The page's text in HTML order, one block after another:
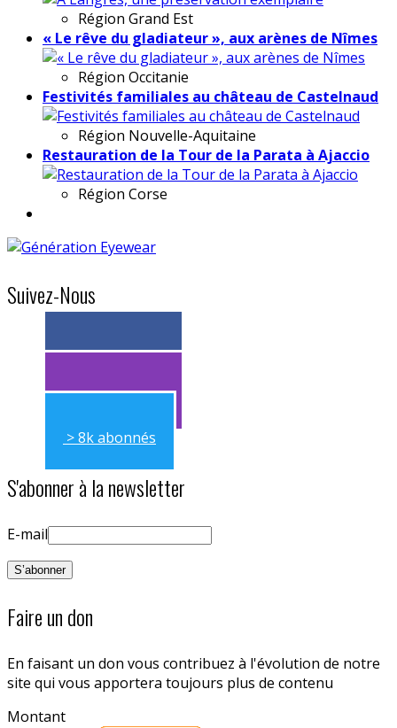
Région Grand Est
« Le rêve du gladiateur », aux arènes de Nîmes
Région Occitanie
Festivités familiales au château de Castelnaud
Région Nouvelle-Aquitaine
Restauration de la Tour de la Parata à Ajaccio
Région Corse
Suivez-Nous
> 11k abonnés
> 11k abonnés
> 8k abonnés
S'abonner à la newsletter
E-mail
Faire un don
En faisant un don vous contribuez à l'évolution de notre
site qui vous apportera toujours plus de contenu
Montant